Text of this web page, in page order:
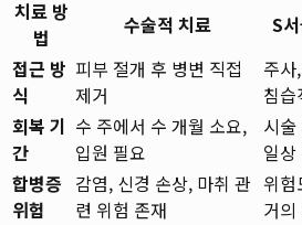
치료 방
법
수술적 치료
S
접근 방
식
피부 절개 후 병변 직접
제거
주
침습
회복 기
간
수 주에서 수 개월 소요,
입원 필요
시
일상
합병증
위험
감염, 신경 손상, 마취 관
련 위험 존재
위험
거의